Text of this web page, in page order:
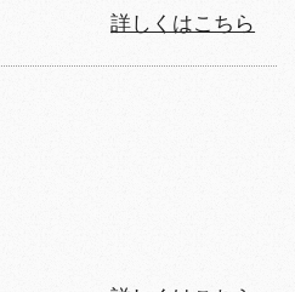
詳しくはこちら